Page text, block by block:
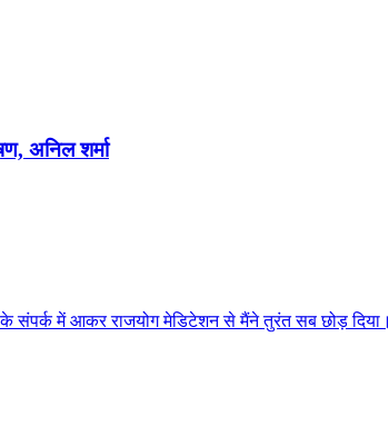
अनिल शर्मा
के संपर्क में आकर राजयोग मेडिटेशन से मैंने तुरंत सब छोड़ दिया।